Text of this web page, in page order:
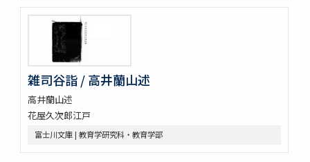
雑司谷詣 / 高井蘭山述
高井蘭山述
花屋久次郎江戸
富士川文庫 | 教育学研究科・教育学部